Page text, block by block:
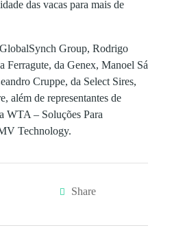
das vacas para mais de
Group, Rodrigo
Ferragute, da Genex, Manoel Sá
Cruppe, da Select Sires,
além de representantes de
WTA – Soluções Para
Technology.